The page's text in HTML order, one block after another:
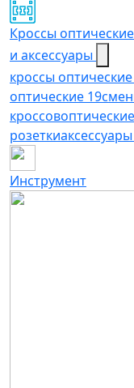
Кроссы
и аксессуары
кроссы
оптические 19
кроссов
розетки
Инструмент